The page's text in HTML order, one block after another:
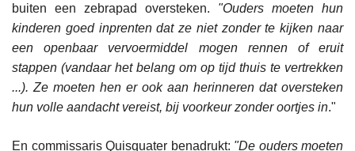
buiten een zebrapad oversteken. "Ouders moeten hun
kinderen goed inprenten dat ze niet zonder te kijken naar
een openbaar vervoermiddel mogen rennen of eruit
stappen (vandaar het belang om op tijd thuis te vertrekken
...). Ze moeten hen er ook aan herinneren dat oversteken
hun volle aandacht vereist, bij voorkeur zonder oortjes in."
En commissaris Quisquater benadrukt: "De ouders moeten